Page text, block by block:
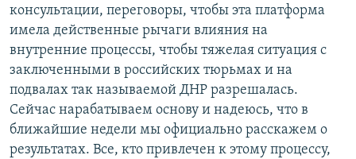
консультации, переговоры, чтобы эта платформа
имела действенные рычаги влияния на
внутренние процессы, чтобы тяжелая ситуация с
заключенными в российских тюрьмах и на
подвалах так называемой ДНР разрешалась.
Сейчас нарабатываем основу и надеюсь, что в
ближайшие недели мы официально расскажем о
результатах. Все, кто привлечен к этому процессу,